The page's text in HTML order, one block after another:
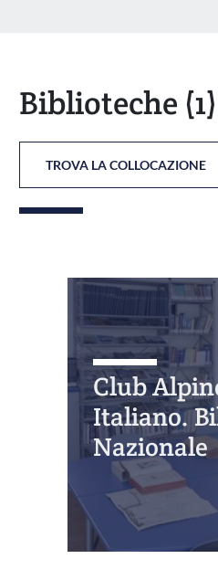
Biblioteche (1)
TROVA LA COLLOCAZIONE
Club
Italiano.
Nazionale